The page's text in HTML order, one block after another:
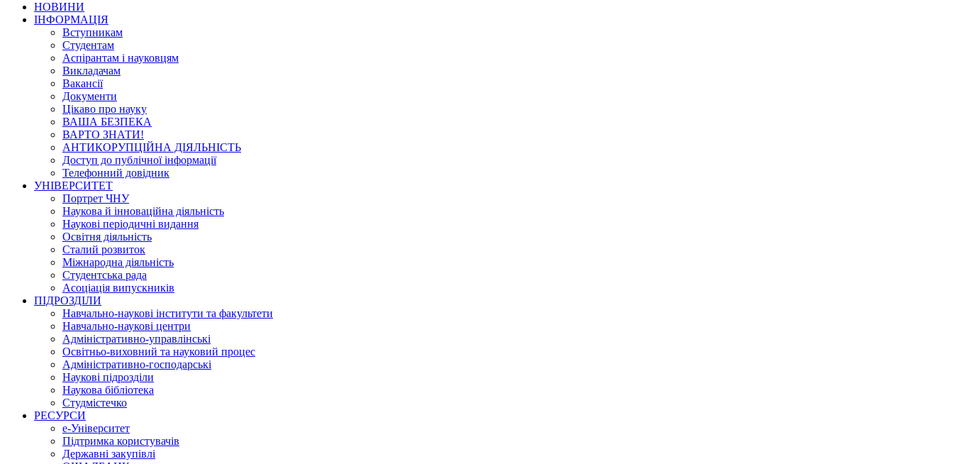
НОВИНИ
ІНФОРМАЦІЯ
Вступникам
Студентам
Аспірантам і науковцям
Викладачам
Вакансії
Документи
Цікаво про науку
ВАША БЕЗПЕКА
ВАРТО ЗНАТИ!
АНТИКОРУПЦІЙНА ДІЯЛЬНІСТЬ
Доступ до публічної інформації
Телефонний довідник
УНІВЕРСИТЕТ
Портрет ЧНУ
Наукова й інноваційна діяльність
Наукові періодичні видання
Освітня діяльність
Сталий розвиток
Міжнародна діяльність
Студентська рада
Асоціація випускників
ПІДРОЗДІЛИ
Навчально-наукові інститути та факультети
Навчально-наукові центри
Адміністративно-управлінські
Освітньо-виховний та науковий процес
Адміністративно-господарські
Наукові підрозділи
Наукова бібліотека
Студмістечко
РЕСУРСИ
е-Університет
Підтримка користувачів
Державні закупівлі